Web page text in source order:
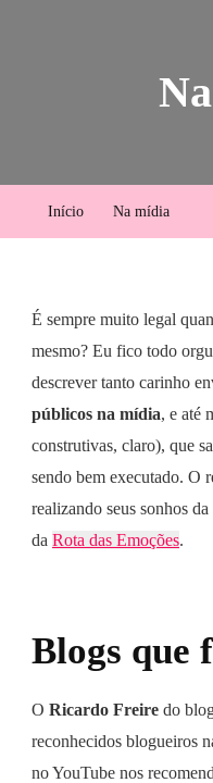
Início Na mídia
É sempre muito legal
mesmo? Eu fico todo
descrever tanto carinho
públicos na mídia, e até
construtivas, claro), que
sendo bem executado. O
realizando seus sonhos
da Rota das Emoções.
Blogs que
O Ricardo Freire do
reconhecidos blogueiros
no YouTube nos